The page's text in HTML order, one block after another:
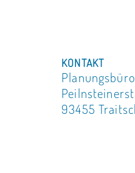
KONTAKT
93455